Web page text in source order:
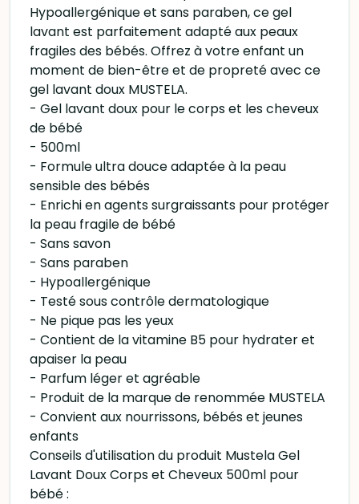
Hypoallergénique et sans paraben, ce gel
lavant est parfaitement adapté aux peaux
fragiles des bébés. Offrez à votre enfant un
moment de bien-être et de propreté avec ce
gel lavant doux MUSTELA.
- Gel lavant doux pour le corps et les cheveux
de bébé
- 500ml
- Formule ultra douce adaptée à la peau
sensible des bébés
- Enrichi en agents surgraissants pour protéger
la peau fragile de bébé
- Sans savon
- Sans paraben
- Hypoallergénique
- Testé sous contrôle dermatologique
- Ne pique pas les yeux
- Contient de la vitamine B5 pour hydrater et
apaiser la peau
- Parfum léger et agréable
- Produit de la marque de renommée MUSTELA
- Convient aux nourrissons, bébés et jeunes
enfants
Conseils d'utilisation du produit Mustela Gel
Lavant Doux Corps et Cheveux 500ml pour
bébé :